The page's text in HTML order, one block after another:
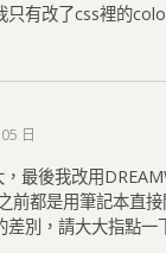
只有改了css裡的
日
最後我改用
前都是用筆記本直
差別，請大大指點一